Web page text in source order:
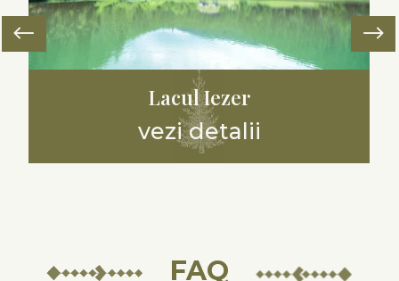
Panorama Bucovinei
vezi detalii
FAQ